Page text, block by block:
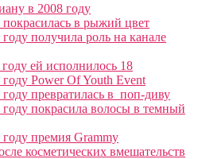
в 2008 году
в рыжий цвет
получила роль на канале
ей исполнилось 18
Power Of Youth Event
превратилась в поп-диву
покрасила волосы в темный
премия Grammy
косметических вмешательств